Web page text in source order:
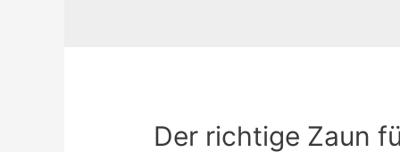
Der richtige Zaun